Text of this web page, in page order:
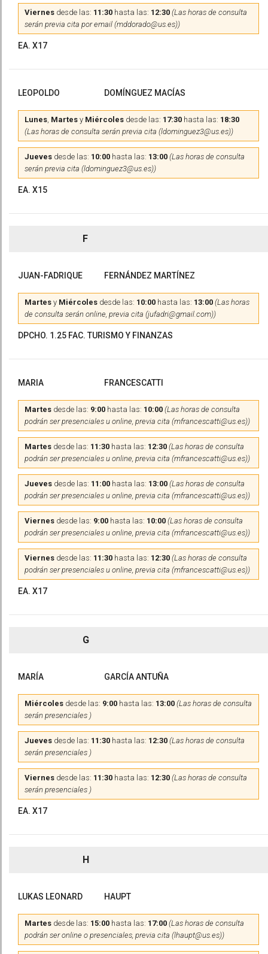
Viernes desde las: 11:30 hasta las: 12:30 (Las horas de consulta
serán previa cita por email (mddorado@us.es))
EA. X17
LEOPOLDO DOMÍNGUEZ MACÍAS
Lunes, Martes y Miércoles desde las: 17:30 hasta las: 18:30
(Las horas de consulta serán previa cita (ldominguez3@us.es))
Jueves desde las: 10:00 hasta las: 13:00 (Las horas de consulta
serán previa cita (ldominguez3@us.es))
EA. X15
F
JUAN-FADRIQUE FERNÁNDEZ MARTÍNEZ
Martes y Miércoles desde las: 10:00 hasta las: 13:00 (Las horas
de consulta serán online, previa cita (jufadri@gmail.com))
DPCHO. 1.25 FAC. TURISMO Y FINANZAS
MARIA FRANCESCATTI
Martes desde las: 9:00 hasta las: 10:00 (Las horas de consulta
podrán ser presenciales u online, previa cita (mfrancescatti@us.es))
Martes desde las: 11:30 hasta las: 12:30 (Las horas de consulta
podrán ser presenciales u online, previa cita (mfrancescatti@us.es))
Jueves desde las: 11:00 hasta las: 13:00 (Las horas de consulta
podrán ser presenciales u online, previa cita (mfrancescatti@us.es))
Viernes desde las: 9:00 hasta las: 10:00 (Las horas de consulta
podrán ser presenciales u online, previa cita (mfrancescatti@us.es))
Viernes desde las: 11:30 hasta las: 12:30 (Las horas de consulta
podrán ser presenciales u online, previa cita (mfrancescatti@us.es))
EA. X17
G
MARÍA GARCÍA ANTUÑA
Miércoles desde las: 9:00 hasta las: 13:00 (Las horas de consulta
serán presenciales )
Jueves desde las: 11:30 hasta las: 12:30 (Las horas de consulta
serán presenciales )
Viernes desde las: 11:30 hasta las: 12:30 (Las horas de consulta
serán presenciales )
EA. X17
H
LUKAS LEONARD HAUPT
Martes desde las: 15:00 hasta las: 17:00 (Las horas de consulta
podrán ser online o presenciales, previa cita (lhaupt@us.es))